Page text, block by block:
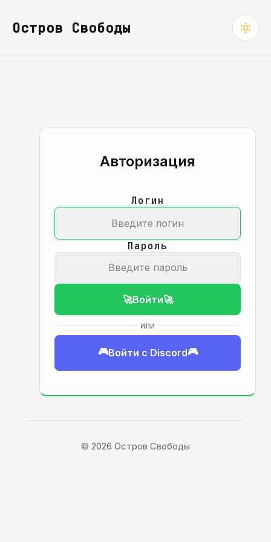
Остров Свободы
Авторизация
Логин
Пароль
🚀Войти🚀
или
🎮Войти с Discord🎮
© 2026 Остров Свободы